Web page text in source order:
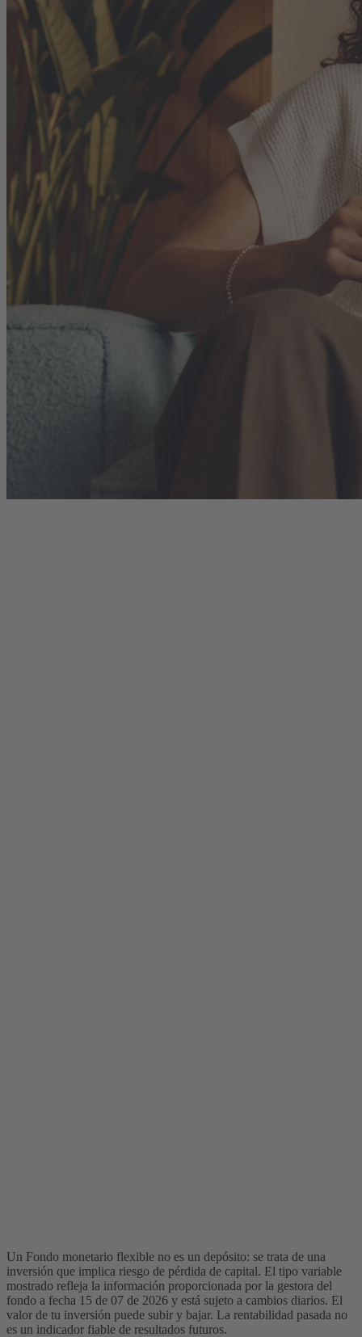
Un Fondo monetario flexible no es un depósito: se trata de una
inversión que implica riesgo de pérdida de capital. El tipo variable
mostrado refleja la información proporcionada por la gestora del
fondo a fecha 15 de 07 de 2026 y está sujeto a cambios diarios. El
valor de tu inversión puede subir y bajar. La rentabilidad pasada no
es un indicador fiable de resultados futuros.